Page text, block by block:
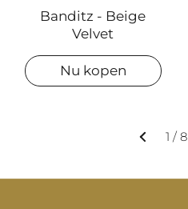
Banditz - Beige
Velvet
Nu kopen
Vorige 1 / 8